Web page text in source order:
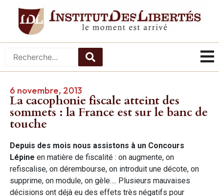
6 novembre, 2013
La cacophonie fiscale atteint des
sommets : la France est sur le banc de
touche
Depuis des mois nous assistons à un Concours
Lépine en matière de fiscalité : on augmente, on
refiscalise, on dérembourse, on introduit une décote, on
supprime, on module, on gèle…. Plusieurs mauvaises
décisions ont déjà eu des effets très négatifs pour